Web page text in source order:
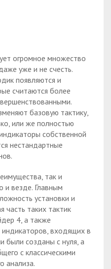
огромное множество
уже и не счесть.
появляются и
считаются более
базовую тактику,
или же полностью
собственной
нестандартные
так и
и везде. Главным
установки и
часть таких тактик
4, а также
входящих в
были созданы с нуля, а
с классическими
анализа.